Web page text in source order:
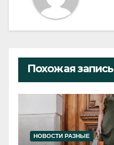
Похожая запись
НОВОСТИ РАЗНЫЕ